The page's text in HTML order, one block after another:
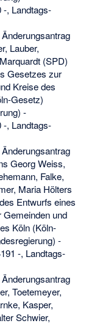
-, Landtags-
Änderungsantrag
Lauber,
(SPD)
Gesetzes zur
Kreise des
Gesetz)
-
-, Landtags-
Änderungsantrag
Georg Weiss,
Falke,
Maria Hölters
Entwurfs eines
und
Köln (Köln-
-
-, Landtags-
Änderungsantrag
Toetemeyer,
Kasper,
Schwier,